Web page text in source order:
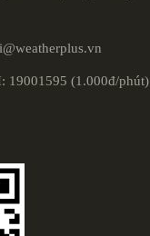
19001595 (1.000đ/phút)